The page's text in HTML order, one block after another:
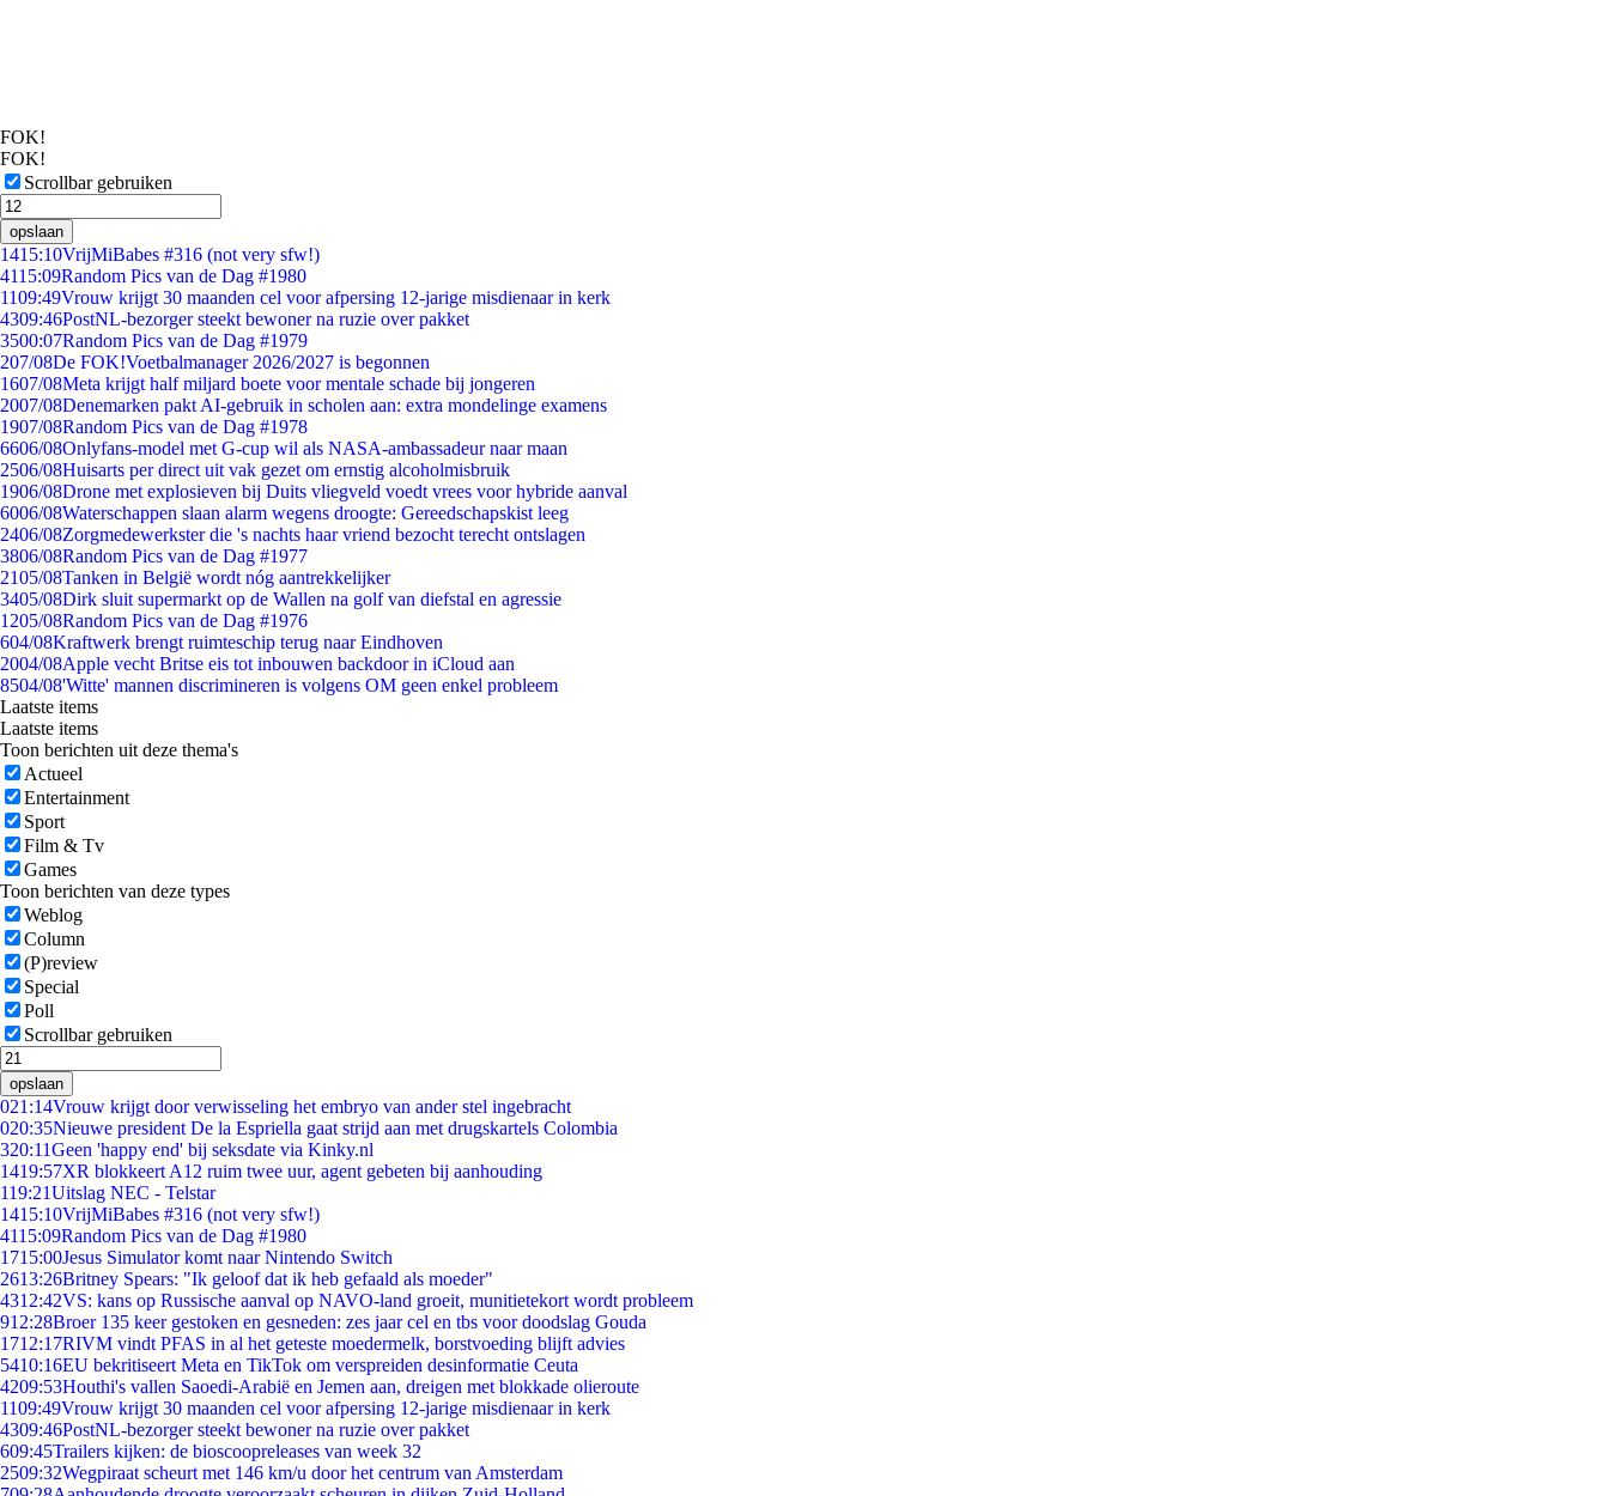
FOK!
FOK!
Scrollbar gebruiken
opslaan
1415:10VrijMiBabes #316 (not very sfw!)
4115:09Random Pics van de Dag #1980
1109:49Vrouw krijgt 30 maanden cel voor afpersing 12-jarige misdienaar in kerk
4309:46PostNL-bezorger steekt bewoner na ruzie over pakket
3500:07Random Pics van de Dag #1979
207/08De FOK!Voetbalmanager 2026/2027 is begonnen
1607/08Meta krijgt half miljard boete voor mentale schade bij jongeren
2007/08Denemarken pakt AI-gebruik in scholen aan: extra mondelinge examens
1907/08Random Pics van de Dag #1978
6606/08Onlyfans-model met G-cup wil als NASA-ambassadeur naar maan
2506/08Huisarts per direct uit vak gezet om ernstig alcoholmisbruik
1906/08Drone met explosieven bij Duits vliegveld voedt vrees voor hybride aanval
6006/08Waterschappen slaan alarm wegens droogte: Gereedschapskist leeg
2406/08Zorgmedewerkster die 's nachts haar vriend bezocht terecht ontslagen
3806/08Random Pics van de Dag #1977
2105/08Tanken in België wordt nóg aantrekkelijker
3405/08Dirk sluit supermarkt op de Wallen na golf van diefstal en agressie
1205/08Random Pics van de Dag #1976
604/08Kraftwerk brengt ruimteschip terug naar Eindhoven
2004/08Apple vecht Britse eis tot inbouwen backdoor in iCloud aan
8504/08'Witte' mannen discrimineren is volgens OM geen enkel probleem
Laatste items
Laatste items
Toon berichten uit deze thema's
Actueel
Entertainment
Sport
Film & Tv
Games
Toon berichten van deze types
Weblog
Column
(P)review
Special
Poll
Scrollbar gebruiken
opslaan
021:14Vrouw krijgt door verwisseling het embryo van ander stel ingebracht
020:35Nieuwe president De la Espriella gaat strijd aan met drugskartels Colombia
320:11Geen 'happy end' bij seksdate via Kinky.nl
1419:57XR blokkeert A12 ruim twee uur, agent gebeten bij aanhouding
119:21Uitslag NEC - Telstar
1415:10VrijMiBabes #316 (not very sfw!)
4115:09Random Pics van de Dag #1980
1715:00Jesus Simulator komt naar Nintendo Switch
2613:26Britney Spears: "Ik geloof dat ik heb gefaald als moeder"
4312:42VS: kans op Russische aanval op NAVO-land groeit, munitietekort wordt probleem
912:28Broer 135 keer gestoken en gesneden: zes jaar cel en tbs voor doodslag Gouda
1712:17RIVM vindt PFAS in al het geteste moedermelk, borstvoeding blijft advies
5410:16EU bekritiseert Meta en TikTok om verspreiden desinformatie Ceuta
4209:53Houthi's vallen Saoedi-Arabië en Jemen aan, dreigen met blokkade olieroute
1109:49Vrouw krijgt 30 maanden cel voor afpersing 12-jarige misdienaar in kerk
4309:46PostNL-bezorger steekt bewoner na ruzie over pakket
609:45Trailers kijken: de bioscoopreleases van week 32
2509:32Wegpiraat scheurt met 146 km/u door het centrum van Amsterdam